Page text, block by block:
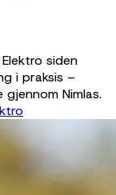
siden
i praksis –
Nimlas.